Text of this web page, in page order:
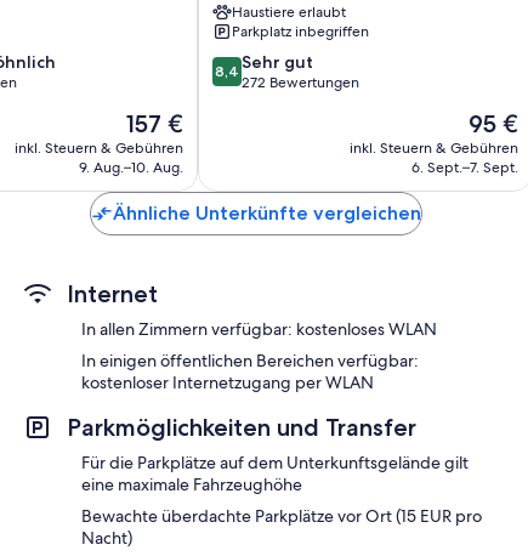
Der
Preis
beträgt
157 €
inkl. Steuern & Gebühren
9. Aug.–10. Aug.
Haustiere erlaubt
Parkplatz inbegriffen
8.4
von
Bewertungen
8,4 Sehr gut
272 Bewertungen
Der
Preis
beträgt
95 €
inkl. Steuern & Gebühren
6. Sept.–7. Sept.
Ähnliche Unterkünfte vergleichen
Internet
In allen Zimmern verfügbar: kostenloses WLAN
In einigen öffentlichen Bereichen verfügbar:
kostenloser Internetzugang per WLAN
Parkmöglichkeiten und Transfer
Für die Parkplätze auf dem Unterkunftsgelände gilt
eine maximale Fahrzeughöhe
Bewachte überdachte Parkplätze vor Ort (15 EUR pro
Nacht)